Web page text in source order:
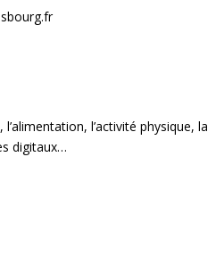
l’activité physique, la
digitaux…